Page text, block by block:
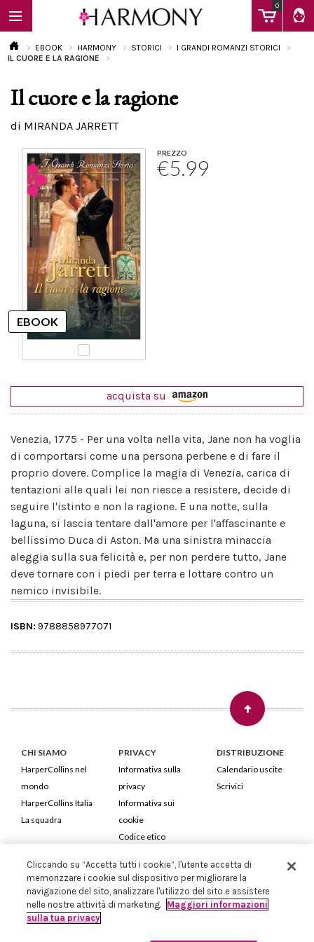
0
EBOOK
Calendario
EBOOK HARMONY STORICI
I GRANDI ROMANZI STORICI
IL CUORE E LA RAGIONE
Il cuore e la ragione
di MIRANDA JARRETT
PREZZO
€5.99
acquista su
Venezia, 1775 - Per una volta nella vita, Jane non ha voglia
di comportarsi come una persona perbene e di fare il
proprio dovere. Complice la magia di Venezia, carica di
tentazioni alle quali lei non riesce a resistere, decide di
seguire l'istinto e non la ragione. E una notte, sulla
laguna, si lascia tentare dall'amore per l'affascinante e
bellissimo Duca di Aston. Ma una sinistra minaccia
aleggia sulla sua felicità e, per non perdere tutto, Jane
deve tornare con i piedi per terra e lottare contro un
nemico invisibile.
ISBN: 9788858977071
CHI SIAMO
HarperCollins nel
mondo
HarperCollins Italia
La squadra
PRIVACY
Informativa sulla
privacy
Informativa sui
cookie
Codice etico
DISTRIBUZIONE
Calendario uscite
Scrivici
HarperCollins Italia S.p.A. Viale Monte Nero, 84 - 20135 Milano
Cod. Fiscale e P.IVA 05946780151 - Capitale Sociale 258.250 €
Iscritta in Milano al Registro delle imprese nr.198004 e REA nr.1051898
Cliccando su “Accetta tutti i cookie”, l'utente accetta di
memorizzare i cookie sul dispositivo per migliorare la
navigazione del sito, analizzare l'utilizzo del sito e assistere
nelle nostre attività di marketing. Maggiori informazioni
sulla tua privacy